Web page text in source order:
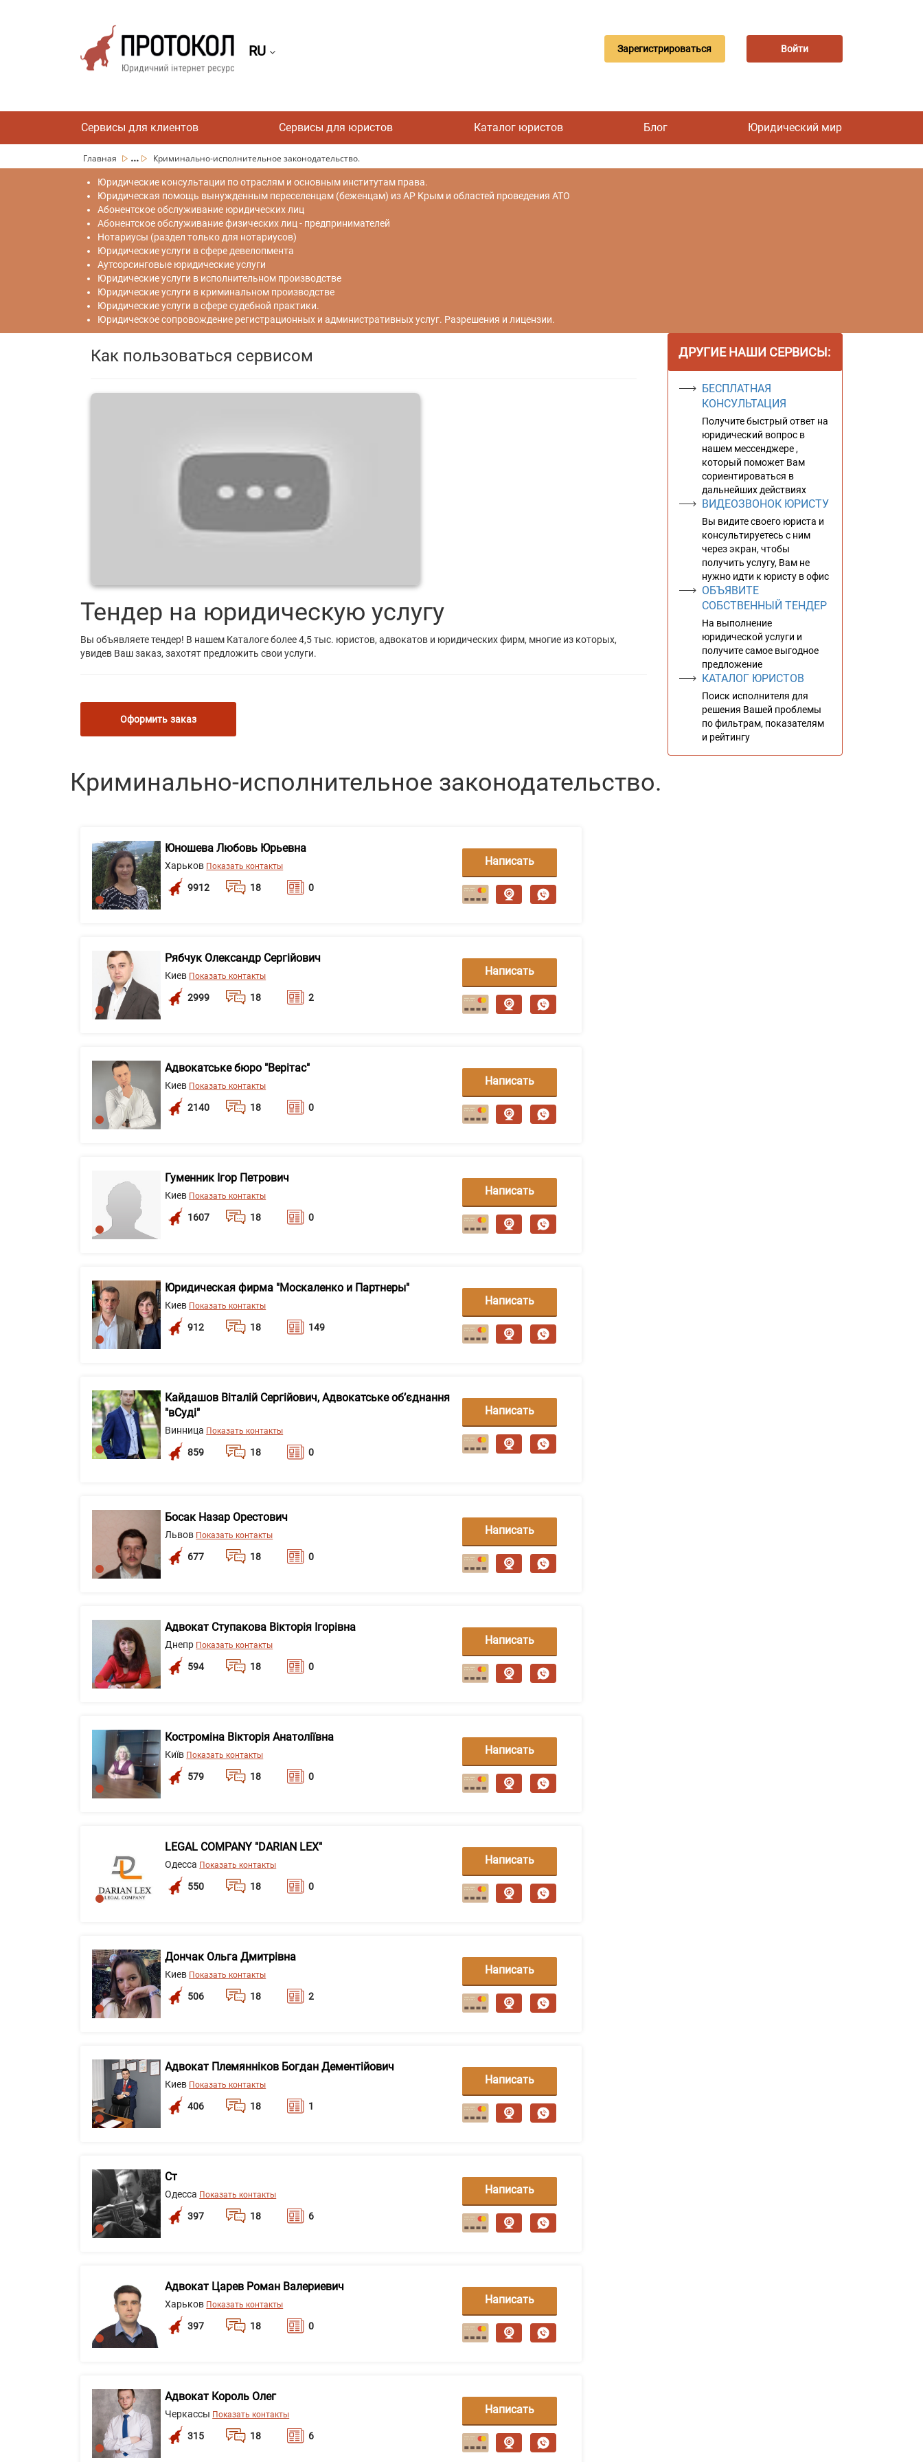
RU Зарегистрироваться Войти
Сервисы для клиентов Сервисы для юристов Каталог юристов Блог Юридический мир
Главная ... Криминально-исполнительное законодательство.
Юридические консультации по отраслям и основным институтам права.
Юридическая помощь вынужденным переселенцам (беженцам) из АР Крым и областей проведения АТО
Абонентское обслуживание юридических лиц
Абонентское обслуживание физических лиц - предпринимателей
Нотариусы (раздел только для нотариусов)
Юридические услуги в сфере девелопмента
Аутсорсинговые юридические услуги
Юридические услуги в исполнительном производстве
Юридические услуги в криминальном производстве
Юридические услуги в сфере судебной практики.
Юридическое сопровождение регистрационных и административных услуг. Разрешения и лицензии.
Как пользоваться сервисом
Тендер на юридическую услугу
Вы объявляете тендер! В нашем Каталоге более 4,5 тыс. юристов, адвокатов и юридических фирм, многие из которых,
увидев Ваш заказ, захотят предложить свои услуги.
Оформить заказ
ДРУГИЕ НАШИ СЕРВИСЫ:
БЕСПЛАТНАЯ
КОНСУЛЬТАЦИЯ
Получите быстрый ответ на
юридический вопрос в
нашем мессенджере ,
который поможет Вам
сориентироваться в
дальнейших действиях
ВИДЕОЗВОНОК ЮРИСТУ
Вы видите своего юриста и
консультируетесь с ним
через экран, чтобы
получить услугу, Вам не
нужно идти к юристу в офис
ОБЪЯВИТЕ
СОБСТВЕННЫЙ ТЕНДЕР
На выполнение
юридической услуги и
получите самое выгодное
предложение
КАТАЛОГ ЮРИСТОВ
Поиск исполнителя для
решения Вашей проблемы
по фильтрам, показателям
и рейтингу
Криминально-исполнительное законодательство.
Юношева Любовь Юрьевна
Харьков Показать контакты
9912 18 0
Написать
сообщение
Рябчук Олександр Сергійович
Киев Показать контакты
2999 18 2
Написать
сообщение
Адвокатське бюро "Верітас"
Киев Показать контакты
2140 18 0
Написать
сообщение
Гуменник Ігор Петрович
Киев Показать контакты
1607 18 0
Написать
сообщение
Юридическая фирма "Москаленко и Партнеры"
Киев Показать контакты
912 18 149
Написать
сообщение
Кайдашов Віталій Сергійович, Адвокатське об’єднання
"вСуді"
Винница Показать контакты
859 18 0
Написать
сообщение
Босак Назар Орестович
Львов Показать контакты
677 18 0
Написать
сообщение
Адвокат Ступакова Вікторія Ігорівна
Днепр Показать контакты
594 18 0
Написать
сообщение
Костроміна Вікторія Анатоліївна
Київ Показать контакты
579 18 0
Написать
сообщение
LEGAL COMPANY "DARIAN LEX"
Одесса Показать контакты
550 18 0
Написать
сообщение
Дончак Ольга Дмитрівна
Киев Показать контакты
506 18 2
Написать
сообщение
Адвокат Племянніков Богдан Дементійович
Киев Показать контакты
406 18 1
Написать
сообщение
Ст
Одесса Показать контакты
397 18 6
Написать
сообщение
Адвокат Царев Роман Валериевич
Харьков Показать контакты
397 18 0
Написать
сообщение
Адвокат Король Олег
Черкассы Показать контакты
315 18 6
Написать
сообщение